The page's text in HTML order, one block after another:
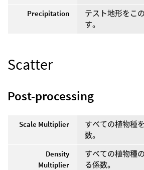
Precipitation
テスト地形をこ
す。
Scatter
Post-processing
Scale Multiplier
すべての植物種
数。
Density
Multiplier
すべての植物種
る係数。